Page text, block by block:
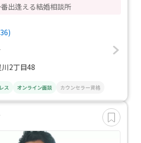
出逢える結婚相談所
2丁目48
ス オンライン面談 カウンセラー資格